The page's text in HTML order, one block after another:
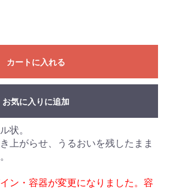
カートに入れる
続ける カートへ進む
お気に入りに追加
状。
上がらせ、うるおいを残したまま
ン・容器が変更になりました。容